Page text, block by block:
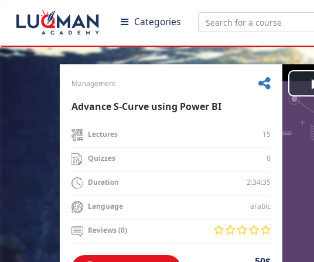
Categories
Management
Advance S-Curve using Power BI
Lectures 15
Quizzes 0
Duration 2:34:35
Language arabic
Reviews (0)